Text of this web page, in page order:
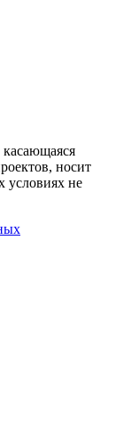
касающаяся
носит
условиях не